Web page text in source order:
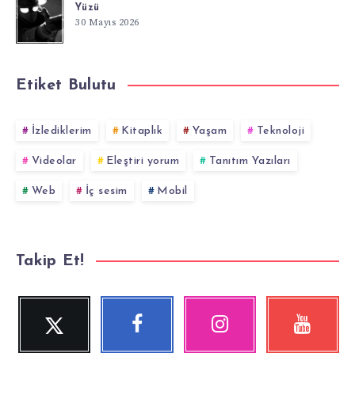
Yüzü
30 Mayıs 2026
Etiket Bulutu
İzlediklerim Kitaplık Yaşam Teknoloji
Videolar Eleştiri yorum Tanıtım Yazıları
Web İç sesim Mobil
Takip Et!
Twitter Facebook Instagram
Fotoğraflarımız!
YouTube
Videolara